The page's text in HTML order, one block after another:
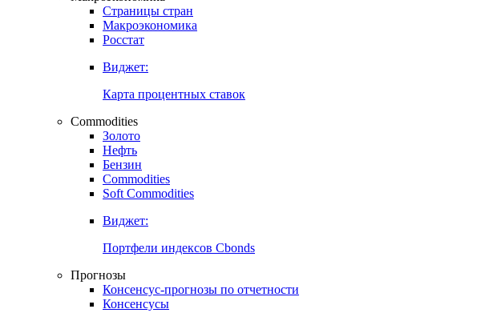
Возможность создания своего индекса
Макроэкономика
Страницы стран
Макроэкономика
Росстат
Виджет:
Карта процентных ставок
Commodities
Золото
Нефть
Бензин
Commodities
Soft Commodities
Виджет:
Портфели индексов Cbonds